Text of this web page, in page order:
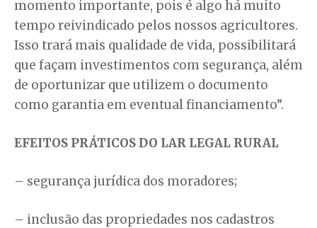
momento importante, pois é algo há muito
tempo reivindicado pelos nossos agricultores.
Isso trará mais qualidade de vida, possibilitará
que façam investimentos com segurança, além
de oportunizar que utilizem o documento
como garantia em eventual financiamento”.
EFEITOS PRÁTICOS DO LAR LEGAL RURAL
– segurança jurídica dos moradores;
– inclusão das propriedades nos cadastros